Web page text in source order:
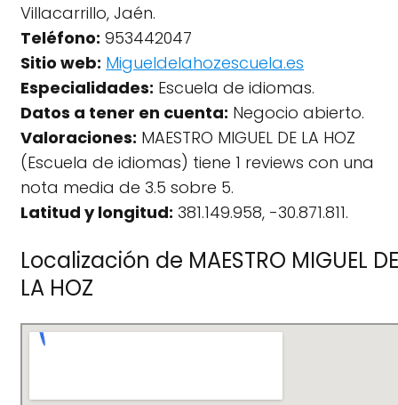
Villacarrillo, Jaén.
Teléfono: 953442047
Sitio web: Migueldelahozescuela.es
Especialidades: Escuela de idiomas.
Datos a tener en cuenta: Negocio abierto.
Valoraciones: MAESTRO MIGUEL DE LA HOZ
(Escuela de idiomas) tiene 1 reviews con una
nota media de 3.5 sobre 5.
Latitud y longitud: 381.149.958, -30.871.811.
Localización de MAESTRO MIGUEL DE
LA HOZ